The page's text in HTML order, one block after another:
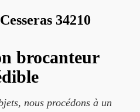
34210
brocanteur
nous procédons à un